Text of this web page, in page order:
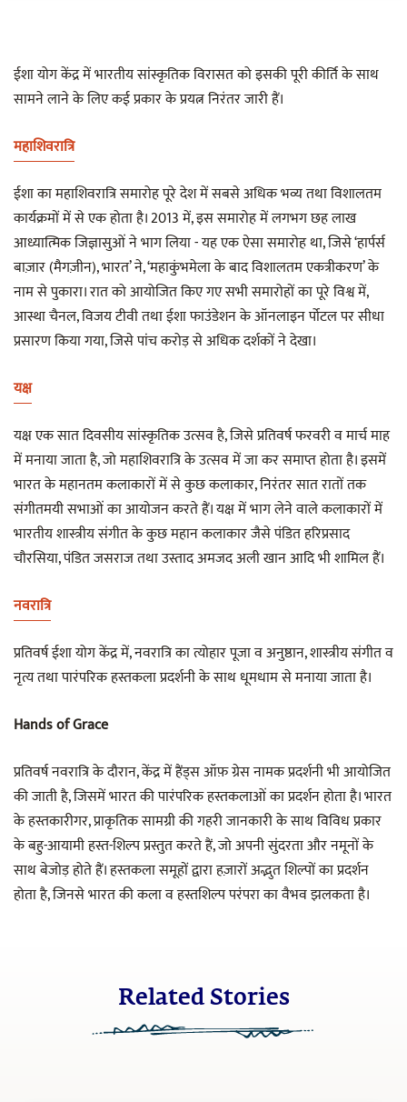
ईशा योग केंद्र में भारतीय सांस्कृतिक विरासत को इसकी पूरी कीर्ति के साथ
सामने लाने के लिए कई प्रकार के प्रयत्न निरंतर जारी हैं।
महाशिवरात्रि
ईशा का महाशिवरात्रि समारोह पूरे देश में सबसे अधिक भव्य तथा विशालतम
कार्यक्रमों में से एक होता है। 2013 में, इस समारोह में लगभग छह लाख
आध्यात्मिक जिज्ञासुओं ने भाग लिया - यह एक ऐसा समारोह था, जिसे ‘हार्पर्स
बाज़ार (मैगज़ीन), भारत’ ने, ‘महाकुंभमेला के बाद विशालतम एकत्रीकरण’ के
नाम से पुकारा। रात को आयोजित किए गए सभी समारोहों का पूरे विश्व में,
आस्था चैनल, विजय टीवी तथा ईशा फाउंडेशन के ऑनलाइन र्पोटल पर सीधा
प्रसारण किया गया, जिसे पांच करोड़ से अधिक दर्शकों ने देखा।
यक्ष
यक्ष एक सात दिवसीय सांस्कृतिक उत्सव है, जिसे प्रतिवर्ष फरवरी व मार्च माह
में मनाया जाता है, जो महाशिवरात्रि के उत्सव में जा कर समाप्त होता है। इसमें
भारत के महानतम कलाकारों में से कुछ कलाकार, निरंतर सात रातों तक
संगीतमयी सभाओं का आयोजन करते हैं। यक्ष में भाग लेने वाले कलाकारों में
भारतीय शास्त्रीय संगीत के कुछ महान कलाकार जैसे पंडित हरिप्रसाद
चौरसिया, पंडित जसराज तथा उस्ताद अमजद अली खान आदि भी शामिल हैं।
नवरात्रि
प्रतिवर्ष ईशा योग केंद्र में, नवरात्रि का त्योहार पूजा व अनुष्ठान, शास्त्रीय संगीत व
नृत्य तथा पारंपरिक हस्तकला प्रदर्शनी के साथ धूमधाम से मनाया जाता है।
Hands of Grace
प्रतिवर्ष नवरात्रि के दौरान, केंद्र में हैंड्स ऑफ़ ग्रेस नामक प्रदर्शनी भी आयोजित
की जाती है, जिसमें भारत की पारंपरिक हस्तकलाओं का प्रदर्शन होता है। भारत
के हस्तकारीगर, प्राकृतिक सामग्री की गहरी जानकारी के साथ विविध प्रकार
के बहु-आयामी हस्त-शिल्प प्रस्तुत करते हैं, जो अपनी सुंदरता और नमूनों के
साथ बेजोड़ होते हैं। हस्तकला समूहों द्वारा हज़ारों अद्भुत शिल्पों का प्रदर्शन
होता है, जिनसे भारत की कला व हस्तशिल्प परंपरा का वैभव झलकता है।
Related Stories